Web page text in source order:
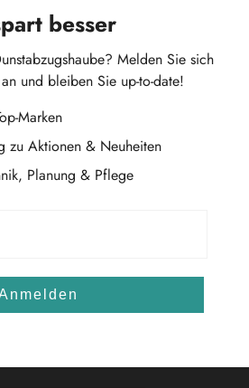
besser
Melden Sie sich
und bleiben Sie up-to-date!
Marken
zu Aktionen & Neuheiten
Planung & Pflege